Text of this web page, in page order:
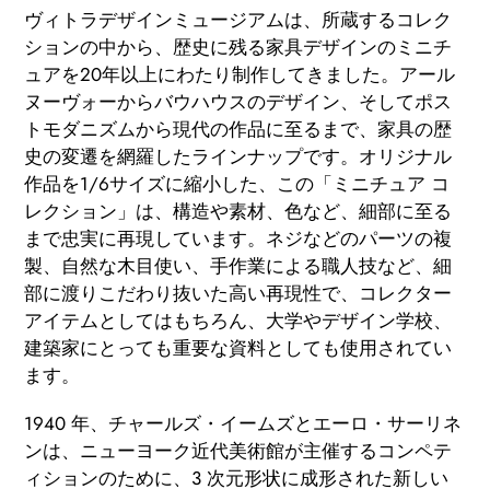
ー
ト
に
商
品
を
追
加
す
る
ヴィトラデザインミュージアムは、所蔵するコレク
ションの中から、歴史に残る家具デザインのミニチ
ュアを20年以上にわたり制作してきました。アール
ヌーヴォーからバウハウスのデザイン、そしてポス
トモダニズムから現代の作品に至るまで、家具の歴
史の変遷を網羅したラインナップです。オリジナル
作品を1/6サイズに縮小した、この「ミニチュア コ
レクション」は、構造や素材、色など、細部に至る
まで忠実に再現しています。ネジなどのパーツの複
製、自然な木目使い、手作業による職人技など、細
部に渡りこだわり抜いた高い再現性で、コレクター
アイテムとしてはもちろん、大学やデザイン学校、
建築家にとっても重要な資料としても使用されてい
ます。
1940 年、チャールズ・イームズとエーロ・サーリネ
ンは、ニューヨーク近代美術館が主催するコンペテ
ィションのために、3 次元形状に成形された新しい